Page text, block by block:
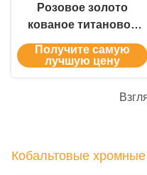
Розовое золото
кованое титановое
кольцо
инкрустированный
титановый пару
Получите самую
лучшую цену
Кобальтовые